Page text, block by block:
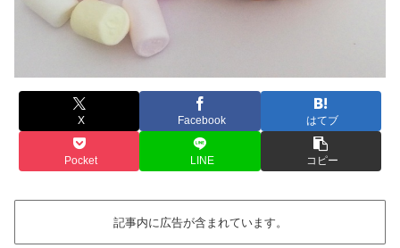
X Facebook はてブ
Pocket LINE コピー
記事内に広告が含まれています。